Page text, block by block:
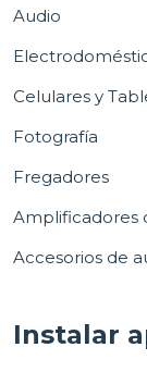
Audio
Celulares y
Fotografía
Fregadores
Amplificadores
Accesorios de
Instalar